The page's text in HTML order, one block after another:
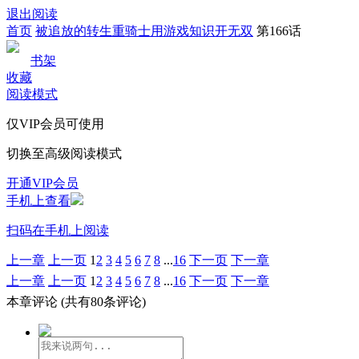
退出阅读
首页 被追放的转生重骑士用游戏知识开无双 第166话
书架
收藏
阅读模式
仅VIP会员可使用
切换至高级阅读模式
开通VIP会员
手机上查看
扫码在手机上阅读
上一章 上一页 1 2 3 4 5 6 7 8 ...16 下一页 下一章
上一章
上一页 1 2 3 4 5 6 7 8 ...16 下一页 下一章
本章评论 (共有80条评论)